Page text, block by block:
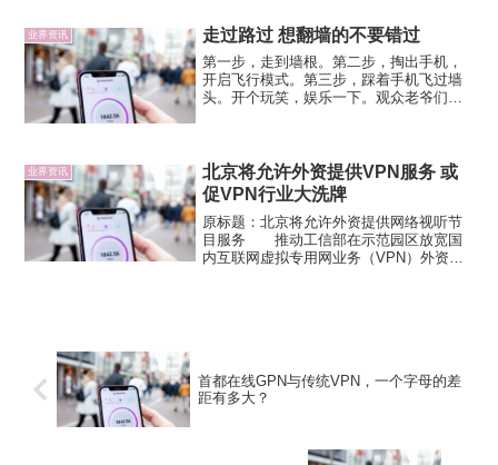
国家安全法。由于担心...
业界资讯 走过路过 想翻墙的不要错过
第一步，走到墙根。第二步，掏出手机，
开启飞行模式。第三步，踩着手机飞过墙
头。开个玩笑，娱乐一下。观众老爷们都
看，西方有哪点好？我看...
业界资讯
北京将允许外资提供VPN服务 或
促VPN行业大洗牌
原标题：北京将允许外资提供网络视听节
目服务 推动工信部在示范园区放宽国
内互联网虚拟专用网业务（VPN）外资准
首都在线GPN与传统VPN，一个字母的差
距有多大？